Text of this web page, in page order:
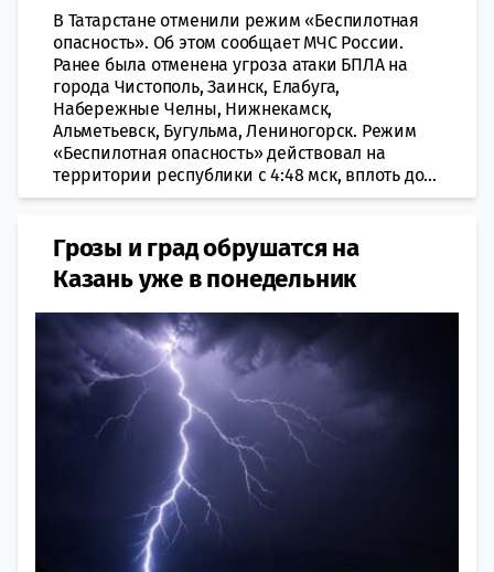
В Татарстане отменили режим «Беспилотная
опасность». Об этом сообщает МЧС России.
Ранее была отменена угроза атаки БПЛА на
города Чистополь, Заинск, Елабуга,
Набережные Челны, Нижнекамск,
Альметьевск, Бугульма, Лениногорск. Режим
«Беспилотная опасность» действовал на
территории республики с 4:48 мск, вплоть до...
Грозы и град обрушатся на
Казань уже в понедельник